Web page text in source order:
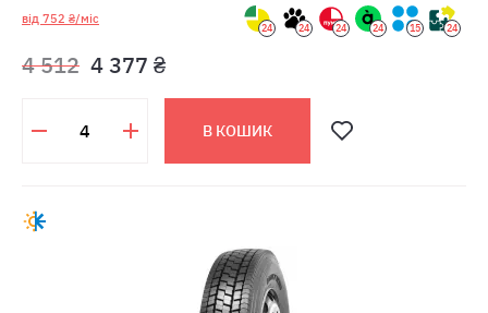
від 752 ₴/міс
24 24 24 24 15 24
4 512 4 377 ₴
В КОШИК